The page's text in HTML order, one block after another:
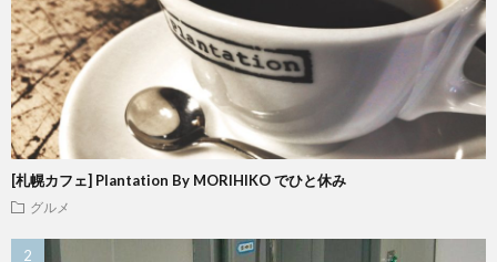
[札幌カフェ] Plantation By MORIHIKO でひと休み
グルメ